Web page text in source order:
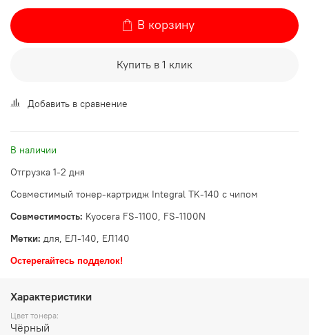
В корзину
Купить в 1 клик
Добавить в сравнение
В наличии
Отгрузка 1-2 дня
Совместимый тонер-картридж Integral TK-140 с чипом
Совместимость: Kyocera FS-1100, FS-1100N
Метки: для, ЕЛ-140, ЕЛ140
Остерегайтесь подделок!
Характеристики
Цвет тонера:
Чёрный